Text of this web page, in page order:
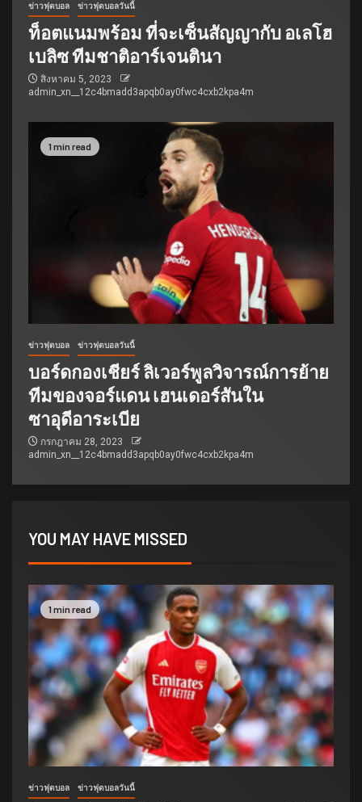
ข่าวฟุตบอล ข่าวฟุตบอลวันนี้
ท็อตแนมพร้อม ที่จะเซ็นสัญญากับ อเลโฮ
เบลิซ ทีมชาติอาร์เจนตินา
สิงหาคม 5, 2023
admin_xn__12c4bmadd3apqb0ay0fwc4cxb2kpa4m
1 min read
ข่าวฟุตบอล ข่าวฟุตบอลวันนี้
บอร์ดกองเชียร์ ลิเวอร์พูลวิจารณ์การย้าย
ทีมของจอร์แดน เฮนเดอร์สันใน
ซาอุดีอาระเบีย
กรกฎาคม 28, 2023
admin_xn__12c4bmadd3apqb0ay0fwc4cxb2kpa4m
YOU MAY HAVE MISSED
1 min read
ข่าวฟุตบอล ข่าวฟุตบอลวันนี้